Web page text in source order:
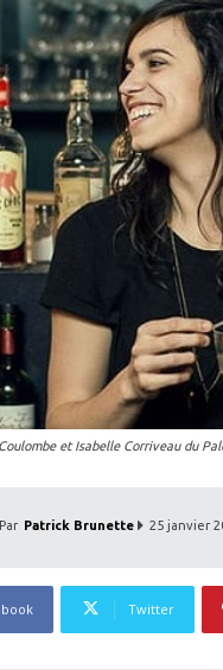
et Isabelle Corriveau du
Par Patrick Brunette 25 janvier
Twitter